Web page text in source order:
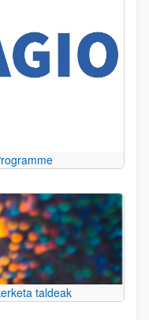
taldeak